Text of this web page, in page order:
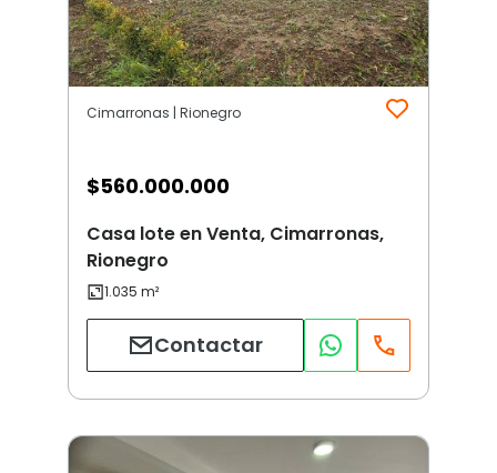
Cimarronas | Rionegro
$560.000.000
Casa lote en Venta, Cimarronas,
Rionegro
Contactar